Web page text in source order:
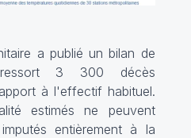
a publié un bilan de
3 300 décès
à l'effectif habituel.
estimés ne peuvent
entièrement à la